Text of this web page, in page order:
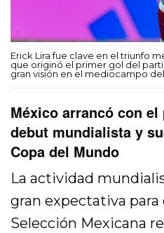
Erick Lira fue clave en el triunfo
que originó el primer gol del
gran visión en el mediocampo
México arrancó con
debut mundialista y
Copa del Mundo
La actividad
gran expectativa para
Selección Mexicana